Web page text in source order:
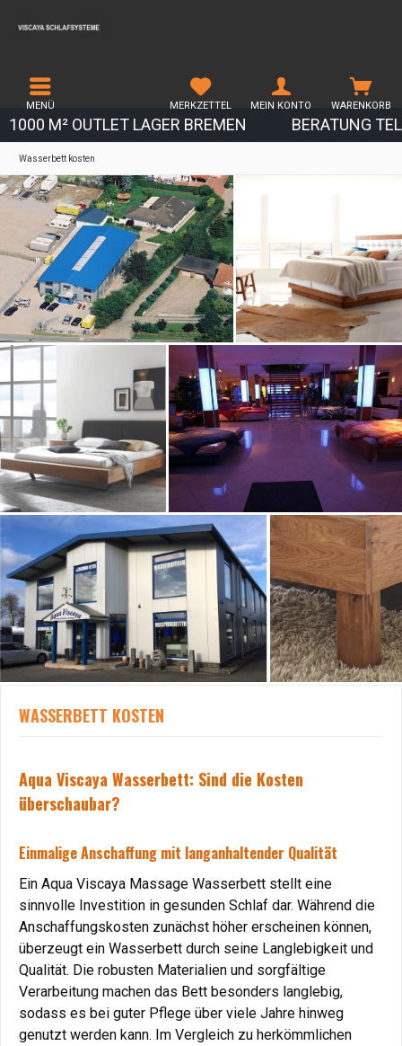
1000 M² OUTLET LAGER BREMEN BERATUNG
MENÜ WARENKORB
MERKZETTEL MEIN KONTO
Wasserbett kosten
WASSERBETT KOSTEN
Aqua Viscaya Wasserbett: Sind die Kosten
überschaubar?
Einmalige Anschaffung mit langanhaltender Qualität
Ein Aqua Viscaya Massage Wasserbett stellt eine
sinnvolle Investition in gesunden Schlaf dar. Während die
Anschaffungskosten zunächst höher erscheinen können,
überzeugt ein Wasserbett durch seine Langlebigkeit und
Qualität. Die robusten Materialien und sorgfältige
Verarbeitung machen das Bett besonders langlebig,
sodass es bei guter Pflege über viele Jahre hinweg
genutzt werden kann. Im Vergleich zu herkömmlichen